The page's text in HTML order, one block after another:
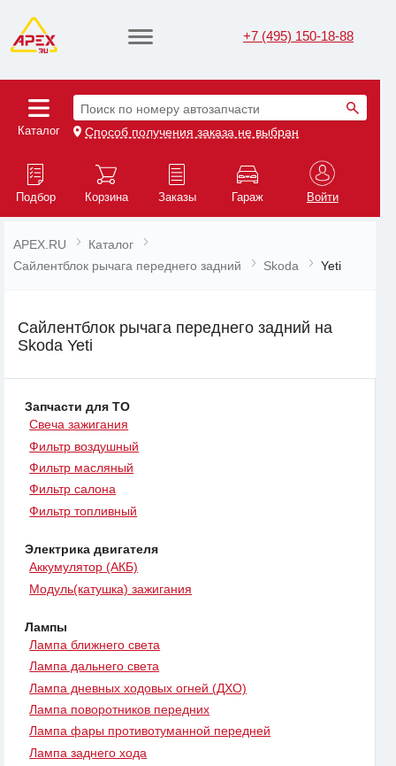
+7 (495) 150-18-88
Каталог
Поиск по номеру автозапчасти
Способ получения заказа не выбран
Подбор Корзина Заказы Гараж Войти
APEX.RU
Каталог
Сайлентблок рычага переднего задний
Skoda Yeti
Сайлентблок рычага переднего задний на
Skoda Yeti
Запчасти для ТО
Свеча зажигания
Фильтр воздушный
Фильтр масляный
Фильтр салона
Фильтр топливный
Электрика двигателя
Аккумулятор (АКБ)
Модуль(катушка) зажигания
Лампы
Лампа ближнего света
Лампа дальнего света
Лампа дневных ходовых огней (ДХО)
Лампа поворотников передних
Лампа фары противотуманной передней
Лампа заднего хода